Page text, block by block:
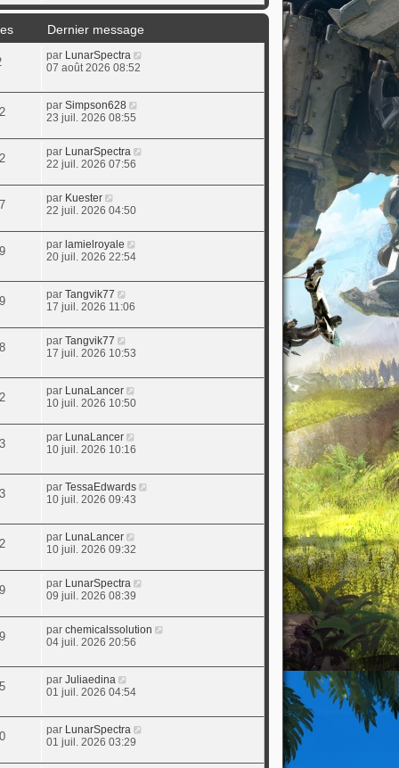
Dernier message
par LunarSpectra
07 août 2026 08:52
par Simpson628
23 juil. 2026 08:55
par LunarSpectra
22 juil. 2026 07:56
par Kuester
22 juil. 2026 04:50
par lamielroyale
20 juil. 2026 22:54
par Tangvik77
17 juil. 2026 11:06
par Tangvik77
17 juil. 2026 10:53
par LunaLancer
10 juil. 2026 10:50
par LunaLancer
10 juil. 2026 10:16
par TessaEdwards
10 juil. 2026 09:43
par LunaLancer
10 juil. 2026 09:32
par LunarSpectra
09 juil. 2026 08:39
par chemicalssolution
04 juil. 2026 20:56
par Juliaedina
01 juil. 2026 04:54
par LunarSpectra
01 juil. 2026 03:29